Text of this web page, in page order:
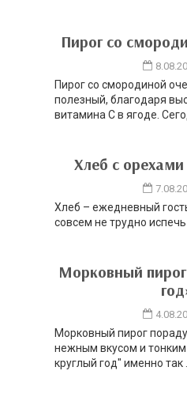
Пирог со
Пирог со смородиной
полезный, благодаря
витамина С в ягоде.
Хлеб с орехами
Хлеб – ежедневный
совсем не трудно
Морковный
Морковный пирог
нежным вкусом и
круглый год" именно так